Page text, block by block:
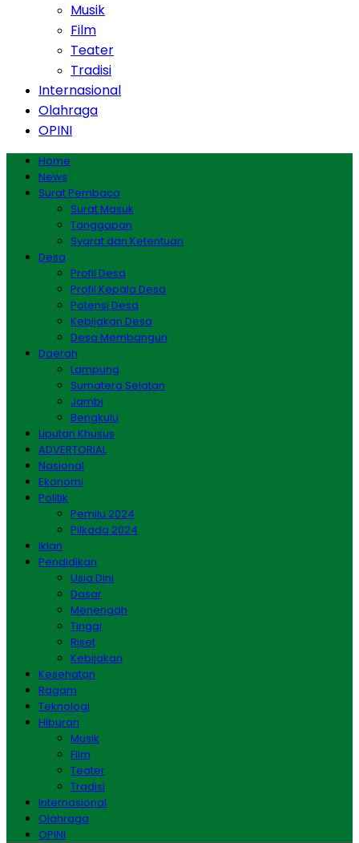
Musik
Film
Teater
Tradisi
Internasional
Olahraga
OPINI
Home
News
Surat Pembaca
Surat Masuk
Tanggapan
Syarat dan Ketentuan
Desa
Profil Desa
Profil Kepala Desa
Potensi Desa
Kebijakan Desa
Desa Membangun
Daerah
Lampung
Sumatera Selatan
Jambi
Bengkulu
Liputan Khusus
ADVERTORIAL
Nasional
Ekonomi
Politik
Pemilu 2024
Pilkada 2024
Iklan
Pendidikan
Usia Dini
Dasar
Menengah
Tinggi
Riset
Kebijakan
Kesehatan
Ragam
Teknologi
Hiburan
Musik
Film
Teater
Tradisi
Internasional
Olahraga
OPINI